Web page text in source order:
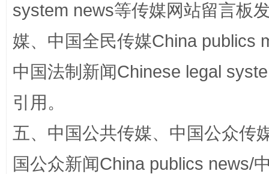
system news等传媒网站留言板
媒、中国全民传媒China publics
中国法制新闻Chinese legal
引用。
五、中国公共传媒、中国公众传
国公众新闻China publics news/